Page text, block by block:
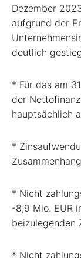
Dezember
aufgrund der
deutlich
* Für das am
der
hauptsächlich
*
* Nicht
-8,9 Mio. EUR
beizulegenden
* Nicht